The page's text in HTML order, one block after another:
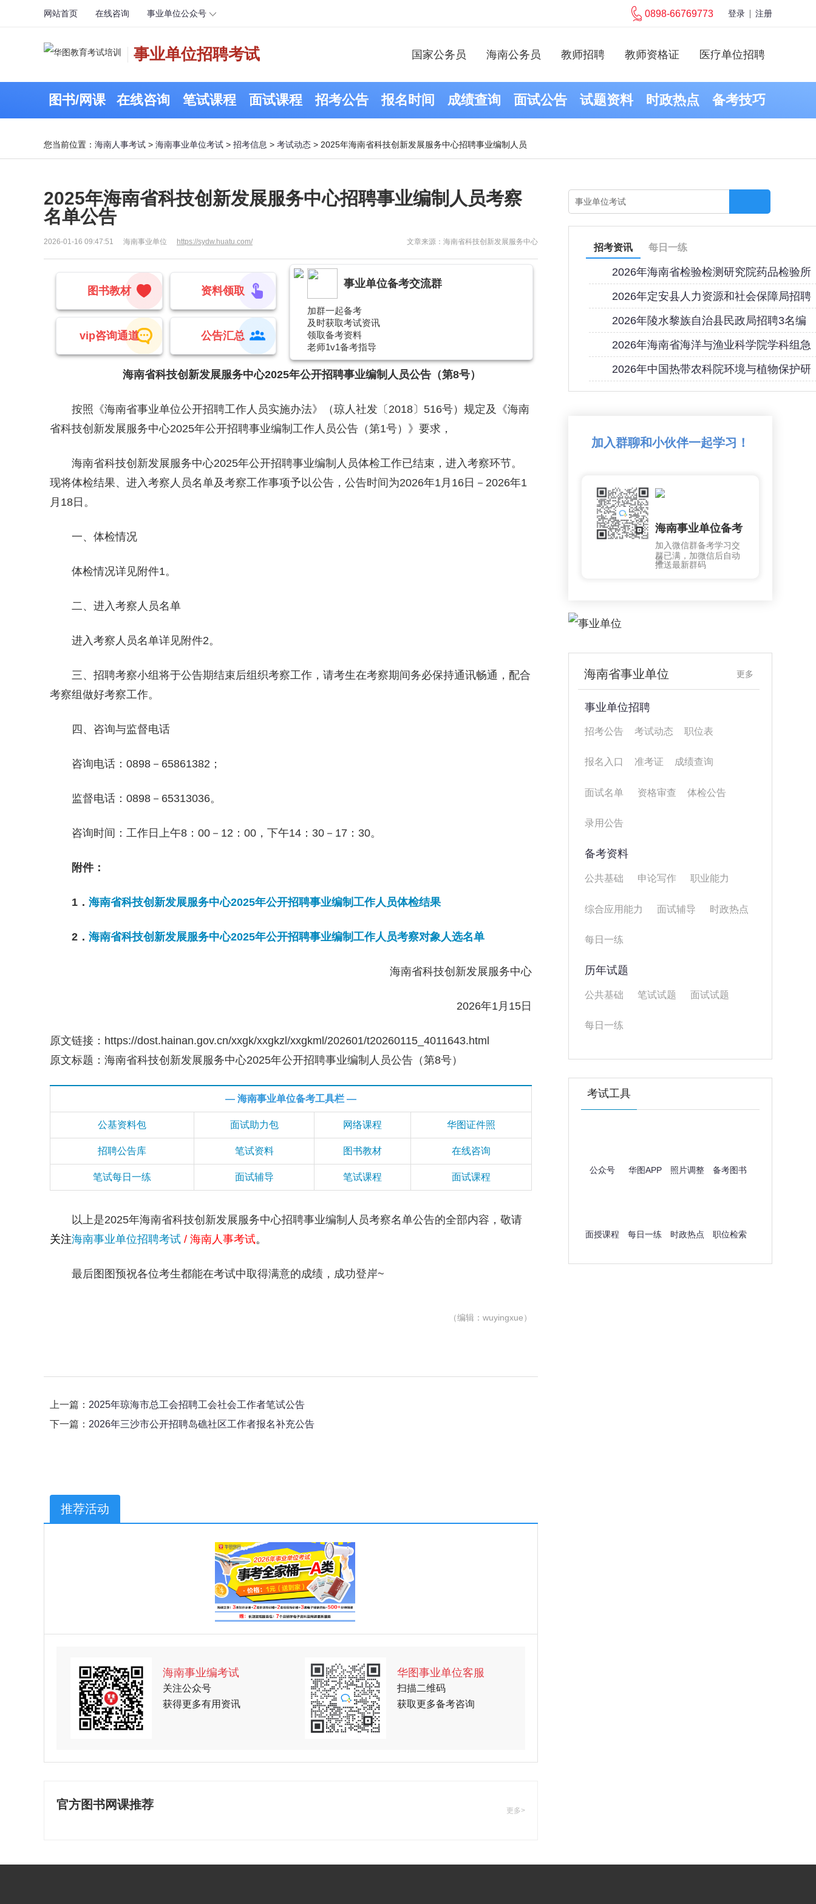
网站首页 在线咨询 事业单位公众号 0898-66769773 登录 注册
事业单位招聘考试 国家公务员 海南公务员 教师招聘 教师资格证 医疗单位招聘
图书/网课 在线咨询 笔试课程 面试课程 招考公告 报名时间 成绩查询 面试公告 试题资料 时政热点 备考技巧
您当前位置： 海南人事考试 > 海南事业单位考试 > 招考信息 > 考试动态 > 2025年海南省科技创新发展服务中心招聘事业编制人员
2025年海南省科技创新发展服务中心招聘事业编制人员考察
名单公告
2026-01-16 09:47:51 海南事业单位 https://sydw.huatu.com/ 文章来源：海南省科技创新发展服务中心
图书教材 资料领取
vip咨询通道 公告汇总
事业单位备考交流群
加群一起备考
及时获取考试资讯
领取备考资料
老师1v1备考指导
海南省科技创新发展服务中心2025年公开招聘事业编制人员公告（第8号）
按照《海南省事业单位公开招聘工作人员实施办法》（琼人社发〔2018〕516号）规定及《海南
省科技创新发展服务中心2025年公开招聘事业编制工作人员公告（第1号）》要求，
海南省科技创新发展服务中心2025年公开招聘事业编制人员体检工作已结束，进入考察环节。
现将体检结果、进入考察人员名单及考察工作事项予以公告，公告时间为2026年1月16日－2026年1
月18日。
一、体检情况
体检情况详见附件1。
二、进入考察人员名单
进入考察人员名单详见附件2。
三、招聘考察小组将于公告期结束后组织考察工作，请考生在考察期间务必保持通讯畅通，配合
考察组做好考察工作。
四、咨询与监督电话
咨询电话：0898－65861382；
监督电话：0898－65313036。
咨询时间：工作日上午8：00－12：00，下午14：30－17：30。
附件：
1． 海南省科技创新发展服务中心2025年公开招聘事业编制工作人员体检结果
2． 海南省科技创新发展服务中心2025年公开招聘事业编制工作人员考察对象人选名单
海南省科技创新发展服务中心
2026年1月15日
原文链接：https://dost.hainan.gov.cn/xxgk/xxgkzl/xxgkml/202601/t20260115_4011643.html
原文标题：海南省科技创新发展服务中心2025年公开招聘事业编制人员公告（第8号）
— 海南事业单位备考工具栏 —
公基资料包 面试助力包 网络课程 华图证件照
招聘公告库 笔试资料 图书教材 在线咨询
笔试每日一练 面试辅导 笔试课程 面试课程
以上是2025年海南省科技创新发展服务中心招聘事业编制人员考察名单公告的全部内容，敬请
关注海南事业单位招聘考试 / 海南人事考试。
最后图图预祝各位考生都能在考试中取得满意的成绩，成功登岸~
（编辑：wuyingxue）
上一篇： 2025年琼海市总工会招聘工会社会工作者笔试公告
下一篇： 2026年三沙市公开招聘岛礁社区工作者报名补充公告
推荐活动
海南事业编考试
关注公众号
获得更多有用资讯
华图事业单位客服
扫描二维码
获取更多备考咨询
官方图书网课推荐 更多>
招考资讯 每日一练
2026年海南省检验检测研究院药品检验所
2026年定安县人力资源和社会保障局招聘
2026年陵水黎族自治县民政局招聘3名编
2026年海南省海洋与渔业科学院学科组急
2026年中国热带农科院环境与植物保护研
加入群聊和小伙伴一起学习！
海南事业单位备考
群
加入微信群备考学习交
流
群已满，加微信后自动
推送最新群码
海南省事业单位 更多
事业单位招聘
招考公告 考试动态 职位表
报名入口 准考证 成绩查询
面试名单 资格审查 体检公告
录用公告
备考资料
公共基础 申论写作 职业能力
综合应用能力 面试辅导 时政热点
每日一练
历年试题
公共基础 笔试试题 面试试题
每日一练
考试工具
公众号 华图APP 照片调整 备考图书
面授课程 每日一练 时政热点 职位检索